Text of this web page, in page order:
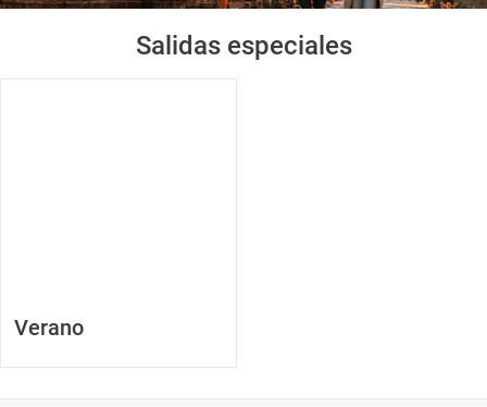
Salidas especiales
Verano